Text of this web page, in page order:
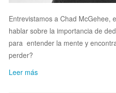
Entrevistamos a Chad McGehee,
hablar sobre la importancia de
para entender la mente y
perder?
Leer más